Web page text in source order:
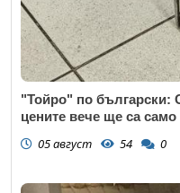
"Тойро" по български:
цените вече ще са само
05 август 54 0